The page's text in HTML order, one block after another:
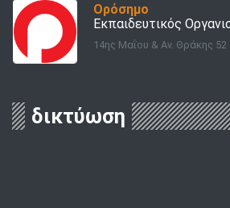
Ορόσημο
Εκπαιδευτικός
14ης Μαΐου & Αν. Θράκης 52
δικτύωση